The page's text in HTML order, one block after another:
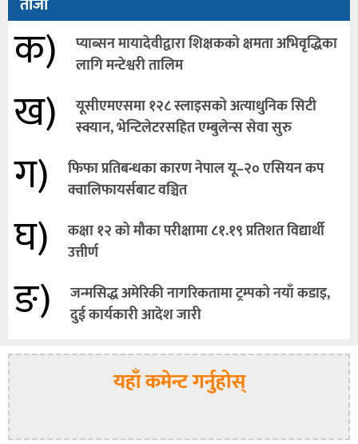
क)
प्याब्सन मायादेवीद्वारा शिक्षकको क्षमता अभिवृद्धिका
लागि मन्टेश्वरी तालिम
ख)
यूसीएमएसमा १२८ स्लाइसको अत्याधुनिक सिटी
स्क्यान, भेन्टिलेटरसहित एम्बुलेन्स सेवा सुरु
ग)
फिफा प्रतिबन्धका कारण नेपाल यू–२० एसियन कप
क्वालिफायर्सबाट वञ्चित
घ)
कक्षा १२ को मौका परीक्षामा ८१.१९ प्रतिशत विद्यार्थी
उत्तीर्ण
ङ)
जन्मसिद्ध अमेरिकी नागरिकतामा ट्रम्पको नयाँ कडाइ,
दुई कार्यकारी आदेश जारी
यहाँ कमेन्ट गर्नुहोस्